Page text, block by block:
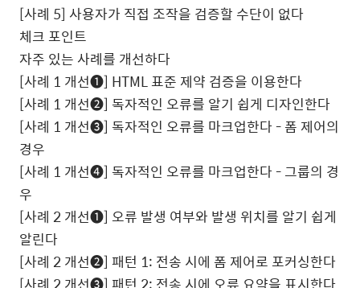
[사례 5] 사용자가 직접 조작을 검증할 수단이 없다
체크 포인트
자주 있는 사례를 개선하다
[사례 1 개선❶] HTML표준 제약 검증을 이용한다
[사례 1 개선❷] 독자적인 오류를 알기 쉽게 디자인한다
[사례 1 개선❸] 독자적인 오류를 마크업한다-폼 제어의
경우
[사례 1 개선❹] 독자적인 오류를 마크업한다-그룹의 경
우
[사례 2개선❶] 오류 발생 여부와 발생 위치를 알기 쉽게
알린다
[사례 2개선❷] 패턴 1: 전송 시에 폼 제어로 포커싱한다